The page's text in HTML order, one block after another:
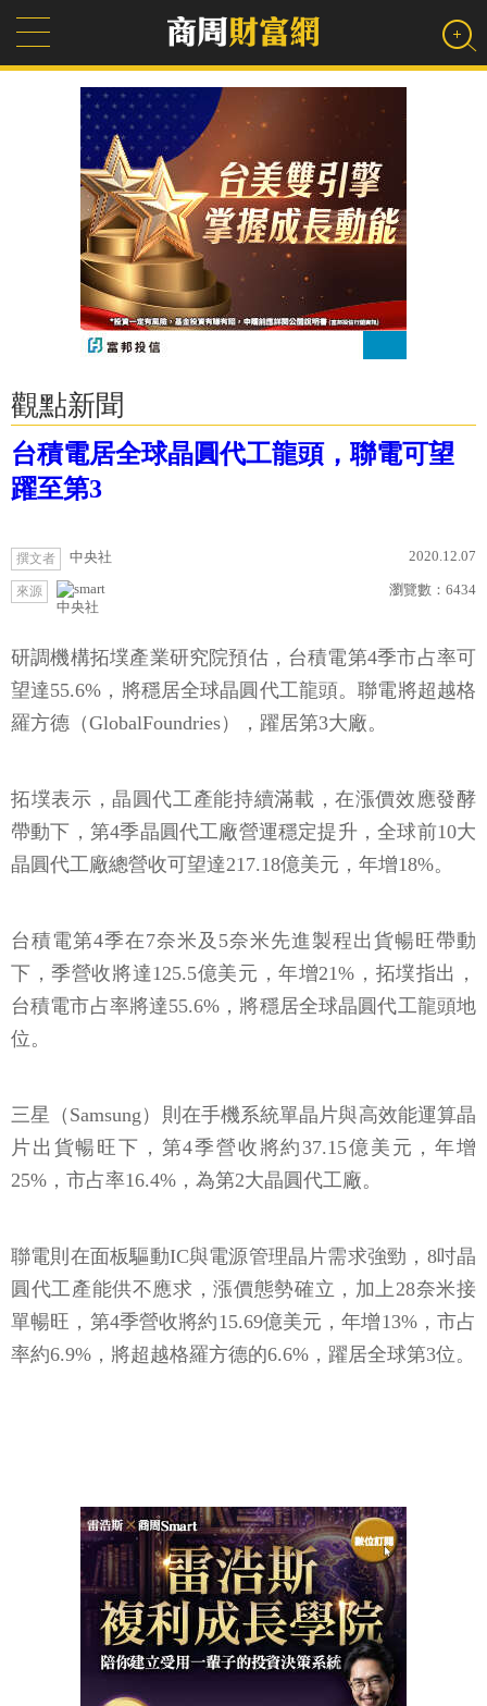
觀點新聞
台積電居全球晶圓代工龍頭，聯電可望
躍至第3
撰文者 中央社 2020.12.07
來源
中央社
瀏覽數： 6434
研調機構拓墣產業研究院預估，台積電第4季市占率可
望達55.6%，將穩居全球晶圓代工龍頭。聯電將超越格
羅方德（GlobalFoundries），躍居第3大廠。
拓墣表示，晶圓代工產能持續滿載，在漲價效應發酵
帶動下，第4季晶圓代工廠營運穩定提升，全球前10大
晶圓代工廠總營收可望達217.18億美元，年增18%。
台積電第4季在7奈米及5奈米先進製程出貨暢旺帶動
下，季營收將達125.5億美元，年增21%，拓墣指出，
台積電市占率將達55.6%，將穩居全球晶圓代工龍頭地
位。
三星（Samsung）則在手機系統單晶片與高效能運算晶
片出貨暢旺下，第4季營收將約37.15億美元，年增
25%，市占率16.4%，為第2大晶圓代工廠。
聯電則在面板驅動IC與電源管理晶片需求強勁，8吋晶
圓代工產能供不應求，漲價態勢確立，加上28奈米接
單暢旺，第4季營收將約15.69億美元，年增13%，市占
率約6.9%，將超越格羅方德的6.6%，躍居全球第3位。